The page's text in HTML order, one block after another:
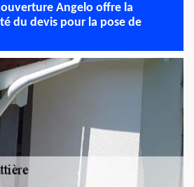
Angelo offre la
du devis pour la pose de